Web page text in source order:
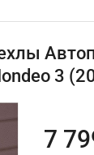
3
7